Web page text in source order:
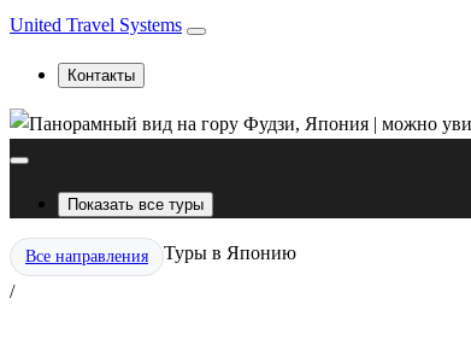
United Travel Systems
Контакты
Показать все туры
Все направления
/
Туры в Японию